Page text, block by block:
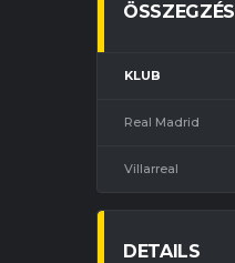
ÖSSZEGZÉS
KLUB
Real Madrid
Villarreal
DETAILS